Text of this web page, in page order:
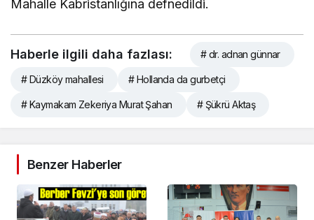
Mahalle Kabristanlığına defnedildi.
Haberle ilgili daha fazlası: # dr. adnan günnar
# Düzköy mahallesi # Hollanda da gurbetçi
# Kaymakam Zekeriya Murat Şahan # Şükrü Aktaş
Benzer Haberler